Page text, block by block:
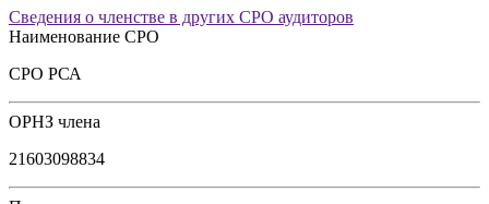
Сведения о членстве в других СРО аудиторов
Наименование СРО
СРО РСА
ОРНЗ члена
21603098834